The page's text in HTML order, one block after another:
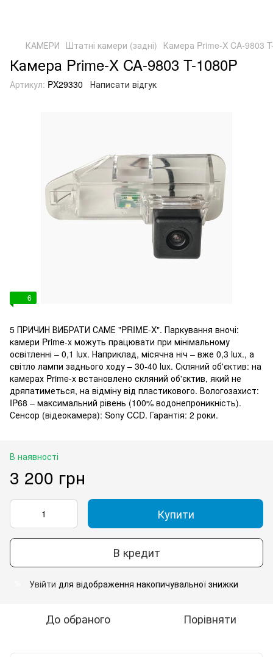
КАМЕРИ Штатні камери (задні) Камера Prime-X CA-9803
Камера Prime-X CA-9803 T-1080P
Артикул: PX29330 Написати відгук
6
5 ПРИЧИН ВИБРАТИ САМЕ "PRIME-X". Паркування вночі:
камери Prime-x можуть працювати при мінімальному
освітленні – 0,1 lux. Наприклад, місячна ніч – вже 0,3 lux., а
світло лампи заднього ходу – 30-40 lux. Скляний об'єктив: на
камерах Prime-x встановлено скляний об'єктив, який не
дряпатиметься, на відміну від пластикового. Вологозахист:
IP68 – максимальний рівень (100% водонепроникність).
Сенсор (відеокамера): Sony CCD. Гарантія: 2 роки.
В наявності
3 200 грн
Купити
В кредит
Увійти для відображення накопичувальної знижки
До обраного Порівняти